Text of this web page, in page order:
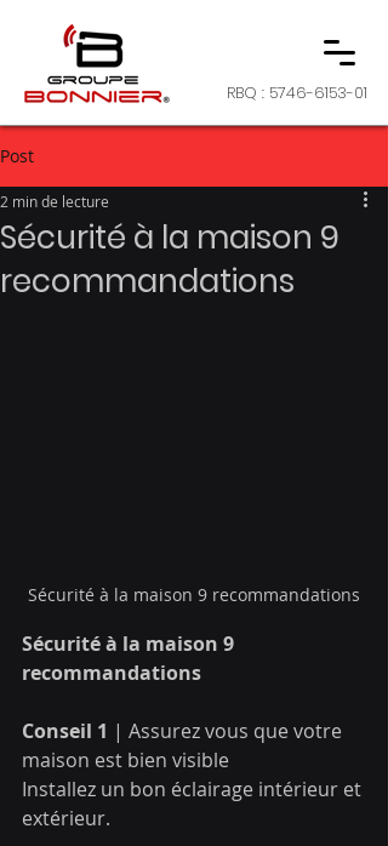
RBQ : 5746-6153-01
Post
Sécurité à la maison 9
recommandations
2 min de lecture
Sécurité à la maison 9 recommandations
Sécurité à la maison 9
recommandations
Conseil 1 | Assurez vous que votre
maison est bien visible
Installez un bon éclairage intérieur et
extérieur.